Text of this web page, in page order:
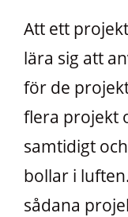
Att ett
lära sig att
för de
flera projekt
samtidigt
bollar i
sådana